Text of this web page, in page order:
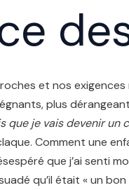
et nos
plus
que je vais devenir un
claque. Comment une
que j’ai senti
qu’il était « un bon